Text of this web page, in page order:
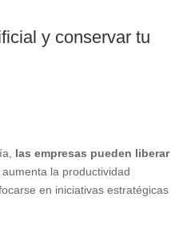
y conservar tu
las empresas pueden liberar
la productividad
en iniciativas estratégicas